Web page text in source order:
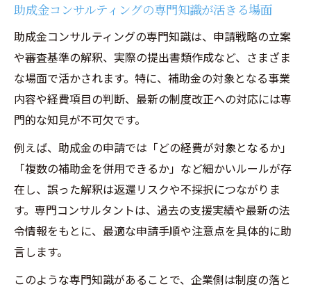
助成金コンサルティングの専門知識が活きる場面
助成金コンサルティングの専門知識は、申請戦略の立案
や審査基準の解釈、実際の提出書類作成など、さまざま
な場面で活かされます。特に、補助金の対象となる事業
内容や経費項目の判断、最新の制度改正への対応には専
門的な知見が不可欠です。
例えば、助成金の申請では「どの経費が対象となるか」
「複数の補助金を併用できるか」など細かいルールが存
在し、誤った解釈は返還リスクや不採択につながりま
す。専門コンサルタントは、過去の支援実績や最新の法
令情報をもとに、最適な申請手順や注意点を具体的に助
言します。
このような専門知識があることで、企業側は制度の落と